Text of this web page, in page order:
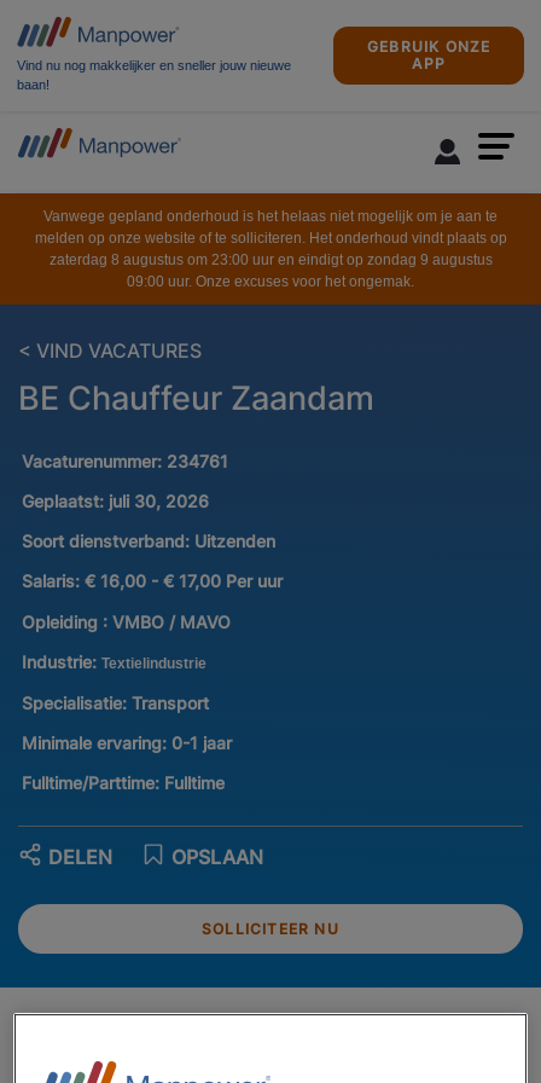
Vind nu nog makkelijker en sneller jouw nieuwe
baan!
GEBRUIK ONZE
APP
Vanwege gepland onderhoud is het helaas niet mogelijk om je aan te
melden op onze website of te solliciteren. Het onderhoud vindt plaats op
zaterdag 8 augustus om 23:00 uur en eindigt op zondag 9 augustus
09:00 uur. Onze excuses voor het ongemak.
< VIND VACATURES
BE Chauffeur Zaandam
Vacaturenummer: 234761
Geplaatst: juli 30, 2026
Soort dienstverband: Uitzenden
Salaris: € 16,00 - € 17,00 Per uur
Opleiding : VMBO / MAVO
Industrie: Textielindustrie
Specialisatie: Transport
Minimale ervaring: 0-1 jaar
Fulltime/Parttime: Fulltime
SOLLICITEER NU
OPSLAAN
DELEN